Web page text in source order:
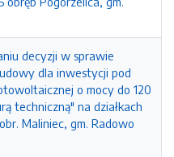
decyzji w sprawie
dla inwestycji pod
o mocy do 120
techniczną" na działkach
Maliniec, gm. Radowo